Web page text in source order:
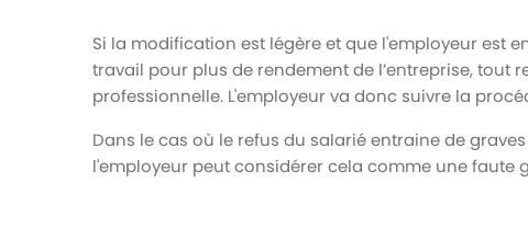
Si la modification est légère et que l'employeur est
travail pour plus de rendement de l’entreprise, tout
professionnelle. L'employeur va donc suivre la
Dans le cas où le refus du salarié entraine de
l'employeur peut considérer cela comme une faute